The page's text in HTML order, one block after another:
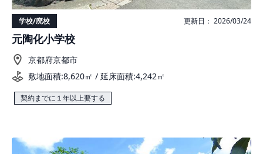
学校/廃校 更新日： 2026/03/24
元陶化小学校
京都府京都市
敷地面積:8,620㎡ / 延床面積:4,242㎡
契約までに１年以上要する